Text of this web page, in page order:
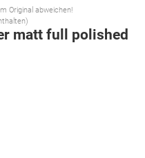
Original abweichen!
matt full polished